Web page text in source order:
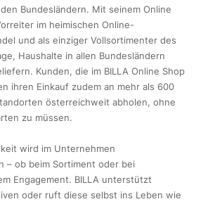
Bundesländern. Mit seinem Online
im heimischen Online-
und als einziger Vollsortimenter des
Haushalte in allen Bundesländern
Kunden, die im BILLA Online Shop
ihren Einkauf zudem an mehr als 600
österreichweit abholen, ohne
zu müssen.
wird im Unternehmen
– ob beim Sortiment oder bei
Engagement. BILLA unterstützt
oder ruft diese selbst ins Leben wie